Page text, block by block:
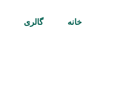
خانه گالری‌